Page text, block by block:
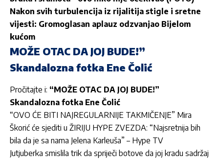
Nakon svih turbulencija iz rijalitija stigle i sretne
vijesti: Gromoglasan aplauz odzvanjao Bijelom
kućom
MOŽE OTAC DA JOJ BUDE!”
Skandalozna fotka Ene Čolić
Pročitajte i: “MOŽE OTAC DA JOJ BUDE!”
Skandalozna fotka Ene Čolić
“OVO ĆE BITI NAJREGULARNIJE TAKMIČENJE” Mira
Škorić će sjediti u ŽIRIJU HYPE ZVEZDA: “Najsretnija bih
bila da je sa nama Jelena Karleuša” – Hype TV
Jutjuberka smislila trik da spriječi botove da joj kradu sadržaj